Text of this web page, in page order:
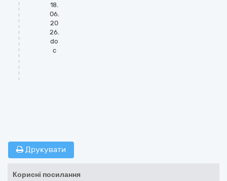
18.
06.
20
26.
do
c
Друкувати
Корисні посилання